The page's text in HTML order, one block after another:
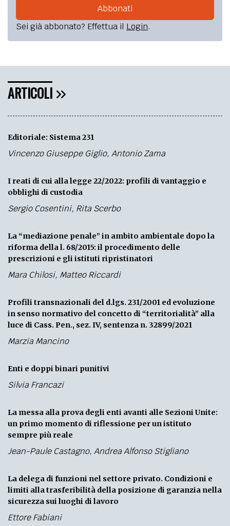
Abbonati
Sei già abbonato? Effettua il Login.
ARTICOLI
Editoriale: Sistema 231
Vincenzo Giuseppe Giglio, Antonio Zama
I reati di cui alla legge 22/2022: profili di vantaggio e
obblighi di custodia
Sergio Cosentini, Rita Scerbo
La “mediazione penale” in ambito ambientale dopo la
riforma della l. 68/2015: il procedimento delle
prescrizioni e gli istituti ripristinatori
Mara Chilosi, Matteo Riccardi
Profili transnazionali del d.lgs. 231/2001 ed evoluzione
in senso normativo del concetto di “territorialità” alla
luce di Cass. Pen., sez. IV, sentenza n. 32899/2021
Marzia Mancino
Enti e doppi binari punitivi
Silvia Francazi
La messa alla prova degli enti avanti alle Sezioni Unite:
un primo momento di riflessione per un istituto
sempre più reale
Jean-Paule Castagno, Andrea Alfonso Stigliano
La delega di funzioni nel settore privato. Condizioni e
limiti alla trasferibilità della posizione di garanzia nella
sicurezza sui luoghi di lavoro
Ettore Fabiani